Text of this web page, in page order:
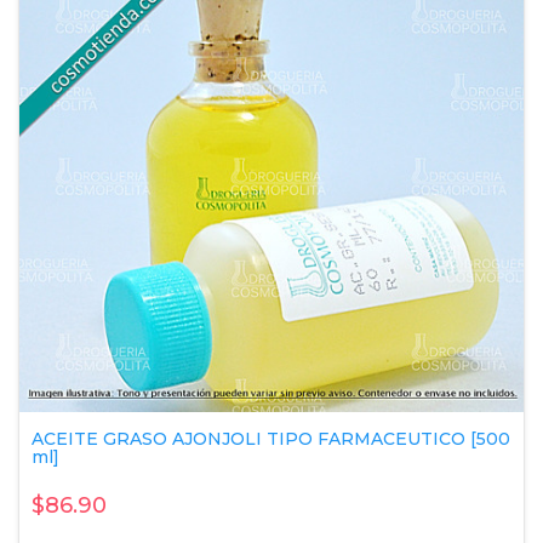
ACEITE GRASO AJONJOLI TIPO FARMACEUTICO [500
ml]
$86.90